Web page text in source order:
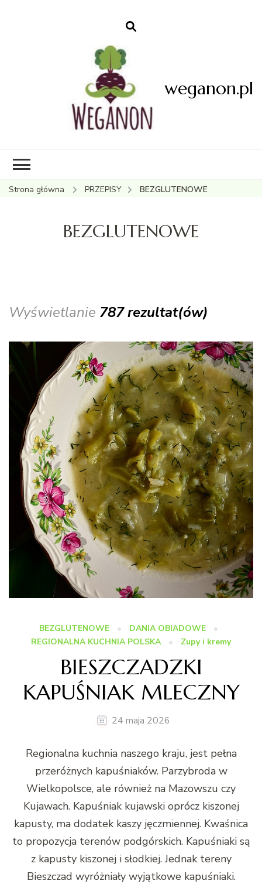
weganon.pl
Strona główna PRZEPISY BEZGLUTENOWE
BEZGLUTENOWE
Wyświetlanie 787 rezultat(ów)
BEZGLUTENOWE
DANIA OBIADOWE
REGIONALNA KUCHNIA POLSKA
Zupy i kremy
BIESZCZADZKI
KAPUŚNIAK MLECZNY
24 maja 2026
Regionalna kuchnia naszego kraju, jest pełna
przeróżnych kapuśniaków. Parzybroda w
Wielkopolsce, ale również na Mazowszu czy
Kujawach. Kapuśniak kujawski oprócz kiszonej
kapusty, ma dodatek kaszy jęczmiennej. Kwaśnica
to propozycja terenów podgórskich. Kapuśniaki są
z kapusty kiszonej i słodkiej. Jednak tereny
Bieszczad wyróżniały wyjątkowe kapuśniaki.